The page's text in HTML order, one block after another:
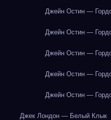
Джейн Остин —
Джейн Остин —
Джейн Остин —
Джейн Остин —
Джейн Остин —
Джек Лондон — Белый Клык